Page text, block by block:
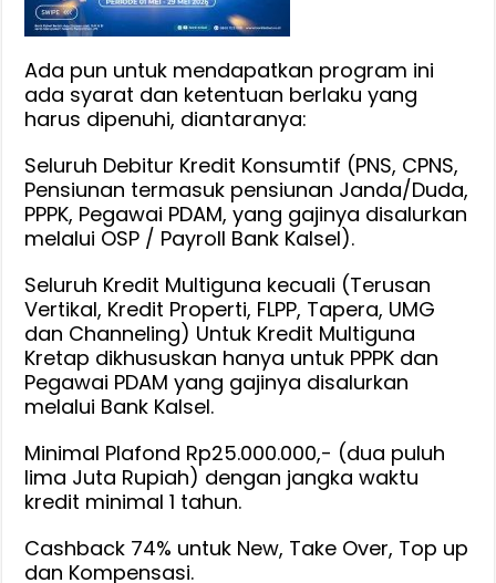
Ada pun untuk mendapatkan program ini
ada syarat dan ketentuan berlaku yang
harus dipenuhi, diantaranya:
Seluruh Debitur Kredit Konsumtif (PNS, CPNS,
Pensiunan termasuk pensiunan Janda/Duda,
PPPK, Pegawai PDAM, yang gajinya disalurkan
melalui OSP / Payroll Bank Kalsel).
Seluruh Kredit Multiguna kecuali (Terusan
Vertikal, Kredit Properti, FLPP, Tapera, UMG
dan Channeling) Untuk Kredit Multiguna
Kretap dikhususkan hanya untuk PPPK dan
Pegawai PDAM yang gajinya disalurkan
melalui Bank Kalsel.
Minimal Plafond Rp25.000.000,- (dua puluh
lima Juta Rupiah) dengan jangka waktu
kredit minimal 1 tahun.
Cashback 74% untuk New, Take Over, Top up
dan Kompensasi.